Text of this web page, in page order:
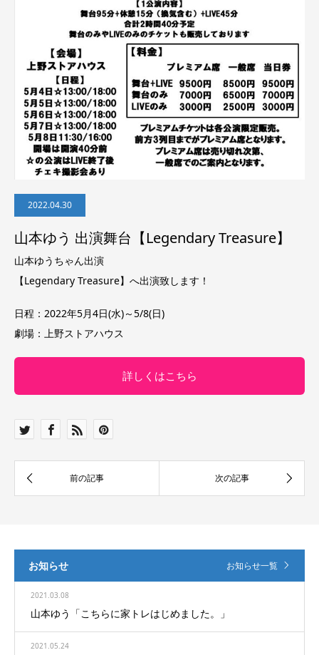
2022.04.30
山本ゆう 出演舞台【Legendary Treasure】
山本ゆうちゃん出演
【Legendary Treasure】へ出演致します！
日程：2022年5月4日(水)～5/8(日)
劇場：上野ストアハウス
詳しくはこちら
お知らせ お知らせ一覧
2021.03.08
山本ゆう「こちらに家トレはじめました。」
2021.05.24